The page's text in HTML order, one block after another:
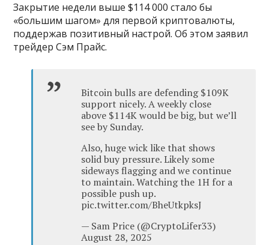
Закрытие недели выше $114 000 стало бы
«большим шагом» для первой криптовалюты,
поддержав позитивный настрой. Об этом заявил
трейдер Сэм Прайс.
Bitcoin bulls are defending $109K
support nicely. A weekly close
above $114K would be big, but we’ll
see by Sunday.
Also, huge wick like that shows
solid buy pressure. Likely some
sideways flagging and we continue
to maintain. Watching the 1H for a
possible push up.
pic.twitter.com/BheUtkpksJ
— Sam Price (@CryptoLifer33)
August 28, 2025